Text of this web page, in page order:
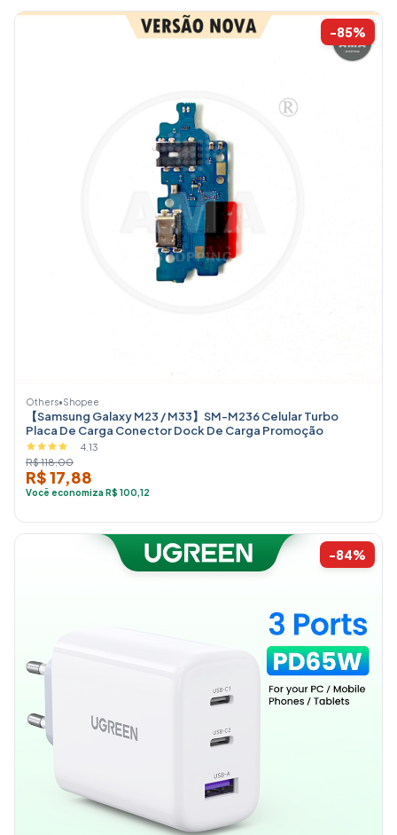
-85%
Others•Shopee
【Samsung Galaxy M23 / M33】SM-M236 Celular Turbo
Placa De Carga Conector Dock De Carga Promoção
4.13
R$ 118,00
R$ 17,88
Você economiza R$ 100,12
-84%